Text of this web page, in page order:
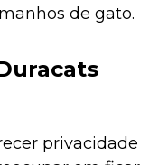
de gato.
privacidade